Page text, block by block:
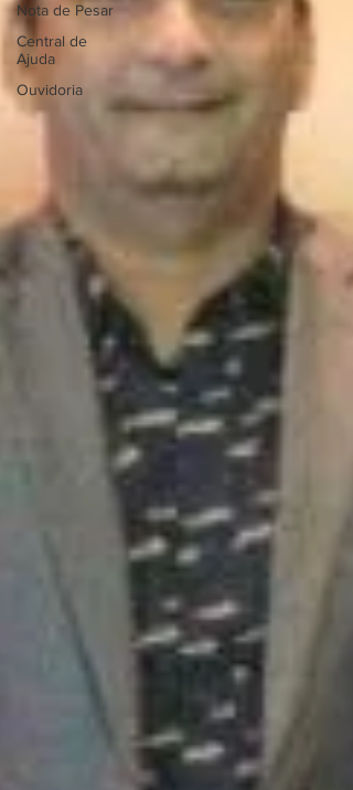
Nota de Pesar
Central de
Ajuda
Ouvidoria